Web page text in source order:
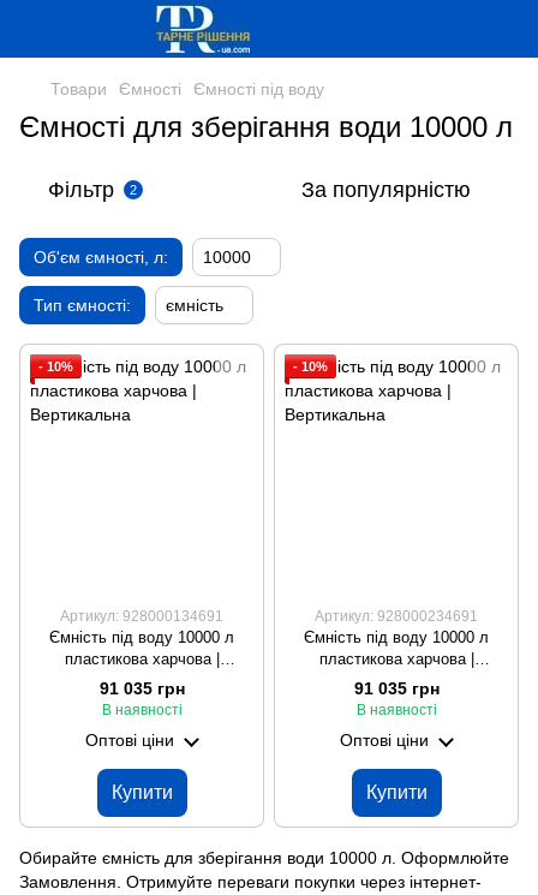
Товари Ємності Ємності під воду
Ємності для зберігання води 10000 л
Фільтр 2 За популярністю
Об'єм ємності, л: 10000
Тип ємності: ємність
- 10%
Артикул: 928000134691
Ємність під воду 10000 л
пластикова харчова |
Вертикальна
91 035 грн
В наявності
Оптові ціни
Купити
- 10%
Артикул: 928000234691
Ємність під воду 10000 л
пластикова харчова |
Вертикальна
91 035 грн
В наявності
Оптові ціни
Купити
Обирайте ємність для зберігання води 10000 л. Оформлюйте
Замовлення. Отримуйте переваги покупки через інтернет-